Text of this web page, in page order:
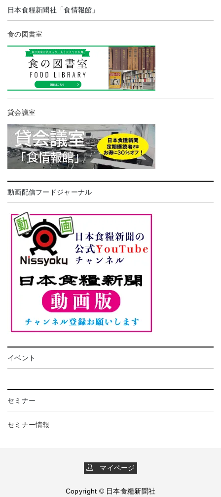
日本食糧新聞社「食情報館」
食の図書室
貸会議室
動画配信フードジャーナル
イベント
セミナー
セミナー情報
マイページ
Copyright © 日本食糧新聞社